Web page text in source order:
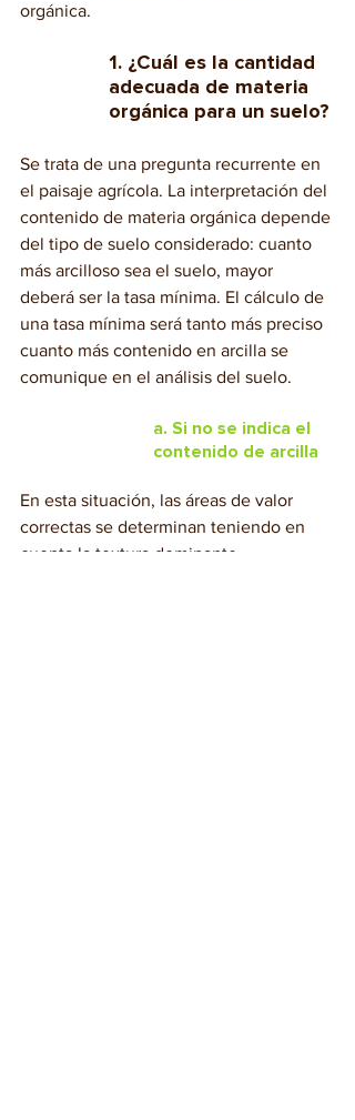
orgánica.
1. ¿Cuál es la cantidad
adecuada de materia
orgánica para un suelo?
Se trata de una pregunta recurrente en
el paisaje agrícola. La interpretación del
contenido de materia orgánica depende
del tipo de suelo considerado: cuanto
más arcilloso sea el suelo, mayor
deberá ser la tasa mínima. El cálculo de
una tasa mínima será tanto más preciso
cuanto más contenido en arcilla se
comunique en el análisis del suelo.
a. Si no se indica el
contenido de arcilla
En esta situación, las áreas de valor
correctas se determinan teniendo en
cuenta la textura dominante